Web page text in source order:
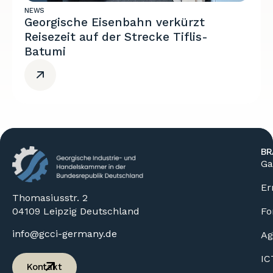
NEWS
Georgische Eisenbahn verkürzt
Reisezeit auf der Strecke Tiflis-
Batumi
Thomasiusstr. 2
04109 Leipzig Deutschland
info@gcci-germany.de
Kontakt